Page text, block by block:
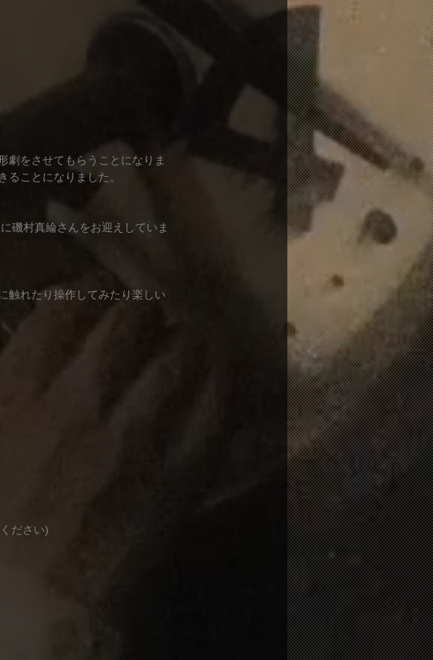
劇をさせてもらうことになりま
ことになりました。
磯村真綸さんをお迎えしていま
触れたり操作してみたり楽しい
ださい)